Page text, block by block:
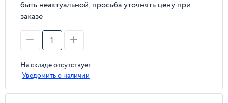
быть неактуальной, просьба уточнять цену при
заказе
На складе отсутствует
Уведомить о наличии